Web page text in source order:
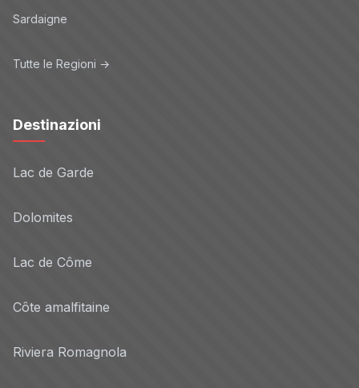
Sardaigne
Tutte le Regioni →
Destinazioni
Lac de Garde
Dolomites
Lac de Côme
Côte amalfitaine
Riviera Romagnola